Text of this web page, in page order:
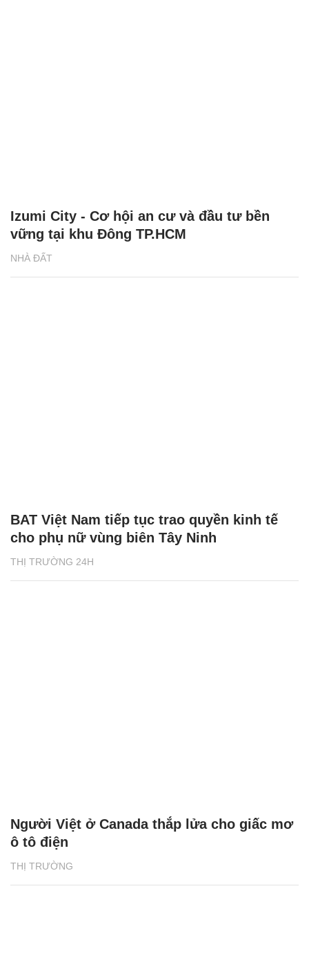
NHÀ ĐẤT
Izumi City - Cơ hội an cư và đầu tư bền
vững tại khu Đông TP.HCM
THỊ TRƯỜNG 24H
BAT Việt Nam tiếp tục trao quyền kinh tế
cho phụ nữ vùng biên Tây Ninh
THỊ TRƯỜNG
Người Việt ở Canada thắp lửa cho giấc mơ
ô tô điện